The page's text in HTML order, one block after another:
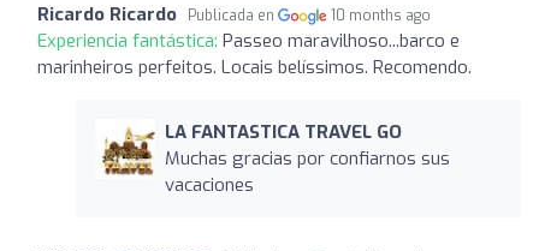
Ricardo Ricardo Publicada en 10 months ago
Experiencia fantástica: Passeo maravilhoso...barco e
marinheiros perfeitos. Locais belíssimos. Recomendo.
LA FANTASTICA TRAVEL GO
Muchas gracias por confiarnos sus
vacaciones